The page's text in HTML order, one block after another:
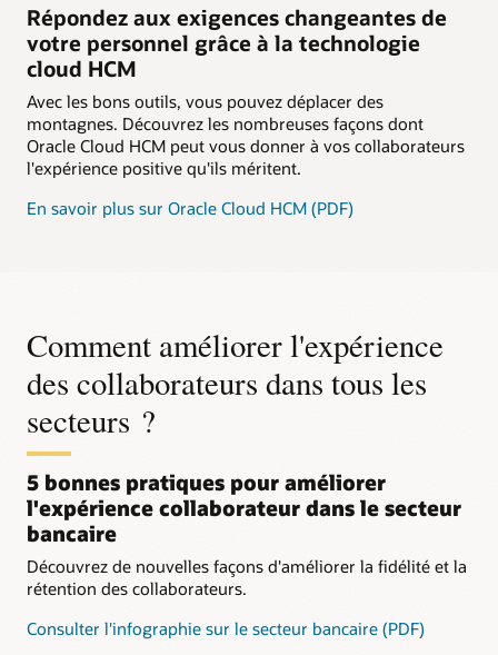
Répondez aux exigences changeantes de
votre personnel grâce à la technologie
cloud HCM
Avec les bons outils, vous pouvez déplacer des
montagnes. Découvrez les nombreuses façons dont
Oracle Cloud HCM peut vous donner à vos collaborateurs
l'expérience positive qu'ils méritent.
En savoir plus sur Oracle Cloud HCM (PDF)
Comment améliorer l'expérience
des collaborateurs dans tous les
secteurs ?
5 bonnes pratiques pour améliorer
l'expérience collaborateur dans le secteur
bancaire
Découvrez de nouvelles façons d'améliorer la fidélité et la
rétention des collaborateurs.
Consulter l'infographie sur le secteur bancaire (PDF)